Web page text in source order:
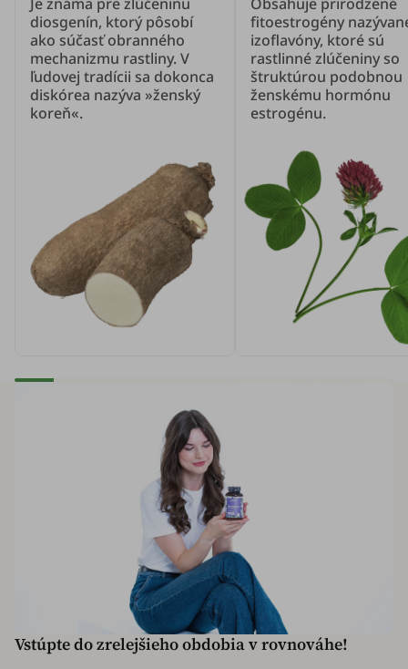
diosgenín, ktorý pôsobí
ako súčasť obranného
mechanizmu rastliny. V
ľudovej tradícii sa dokonca
diskórea nazýva »ženský
koreň«.
fitoestrogény
izoflavóny, ktoré sú
rastlinné zlúčeniny so
štruktúrou podobnou
ženskému hormónu
estrogénu.
Vstúpte do zrelejšieho obdobia v rovnováhe!